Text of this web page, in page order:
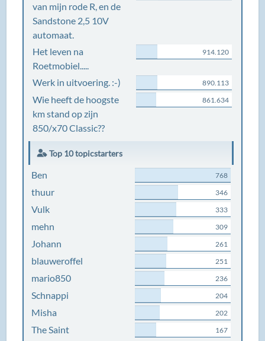
van mijn rode R, en de
Sandstone 2,5 10V
automaat.
Het leven na
Roetmobiel.....
914.120
Werk in uitvoering. :-) 890.113
Wie heeft de hoogste
km stand op zijn
850/x70 Classic??
861.634
Top 10 topicstarters
Ben 768
thuur 346
Vulk 333
mehn 309
Johann 261
blauweroffel 251
mario850 236
Schnappi 204
Misha 202
The Saint 167